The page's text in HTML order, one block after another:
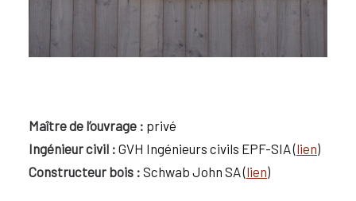
Maître de l’ouvrage : privé
Ingénieur civil : GVH Ingénieurs civils EPF-SIA (lien)
Constructeur bois : Schwab John SA (lien)